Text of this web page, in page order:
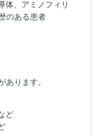
体、アミノフィリ
のある患者
ります。
ど